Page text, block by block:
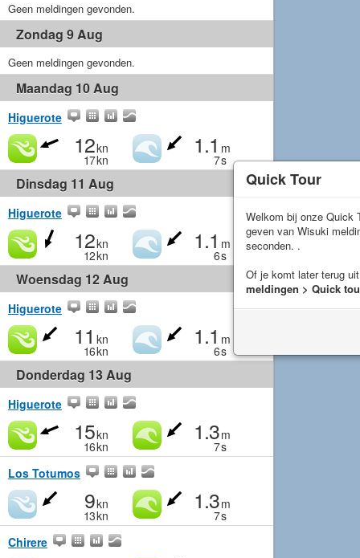
Geen meldingen gevonden.
Zondag 9 Aug
Geen meldingen gevonden.
Maandag 10 Aug
Higuerote
12kn
17kn
1.1 m
7s
Dinsdag 11 Aug
Higuerote
12kn
12kn
1.1 m
6s
Woensdag 12 Aug
Higuerote
11 kn
16kn
1.1 m
6s
Donderdag 13 Aug
Higuerote
15kn
16kn
1.3m
7s
Los Totumos
9kn
13kn
1.3m
7s
Chirere
Quick Tour
Welkom bij onze Quick
geven van Wisuki
seconden. .
Of je komt later terug
meldingen > Quick